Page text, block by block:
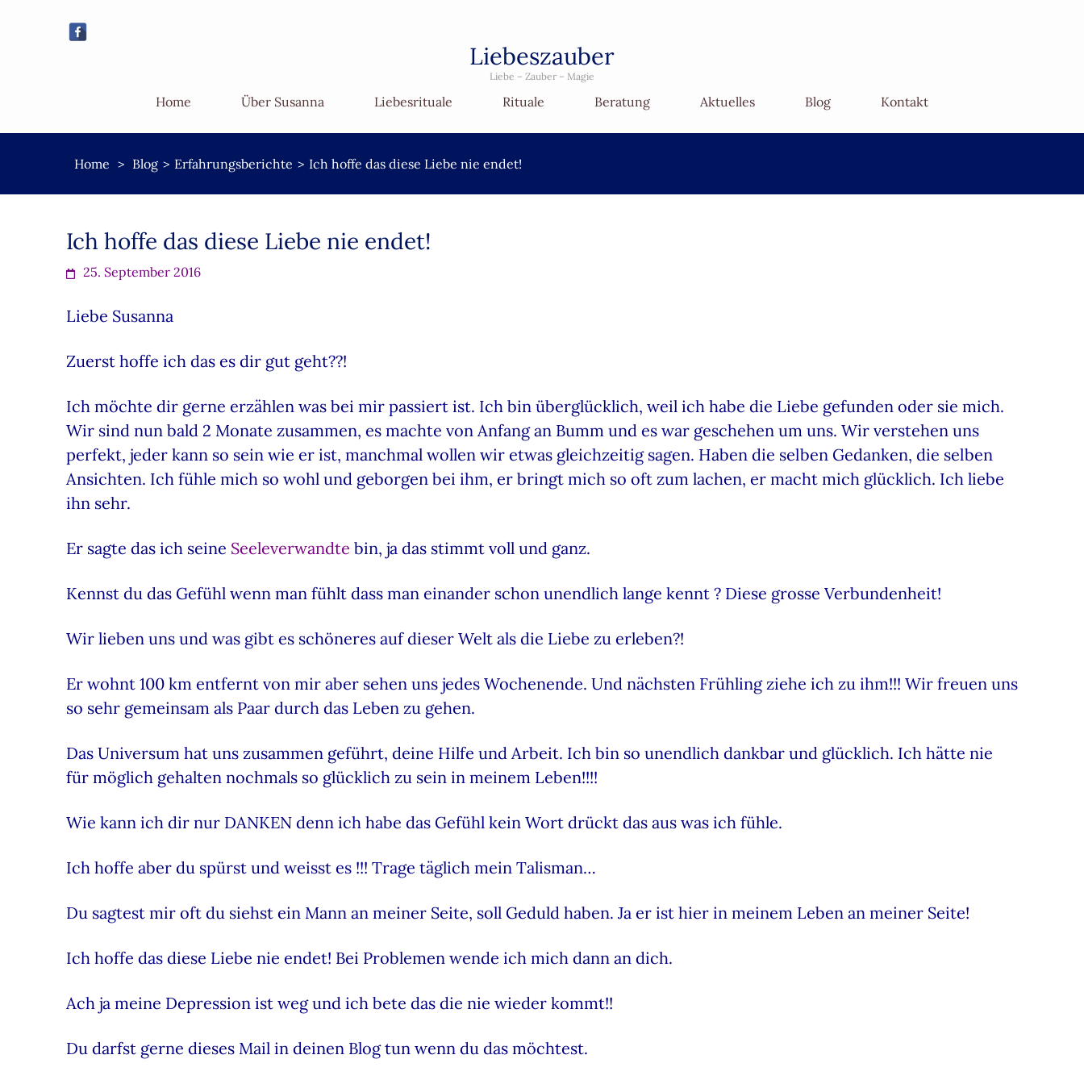
Liebeszauber
Liebe – Zauber – Magie
Home Über Susanna Liebesrituale Rituale Beratung Aktuelles Blog Kontakt
Home > Blog > Erfahrungsberichte > Ich hoffe das diese Liebe nie endet!
Ich hoffe das diese Liebe nie endet!
25. September 2016
Liebe Susanna
Zuerst hoffe ich das es dir gut geht??!
Ich möchte dir gerne erzählen was bei mir passiert ist. Ich bin überglücklich, weil ich habe die Liebe gefunden oder sie mich.
Wir sind nun bald 2 Monate zusammen, es machte von Anfang an Bumm und es war geschehen um uns. Wir verstehen uns
perfekt, jeder kann so sein wie er ist, manchmal wollen wir etwas gleichzeitig sagen. Haben die selben Gedanken, die selben
Ansichten. Ich fühle mich so wohl und geborgen bei ihm, er bringt mich so oft zum lachen, er macht mich glücklich. Ich liebe
ihn sehr.
Er sagte das ich seine Seeleverwandte bin, ja das stimmt voll und ganz.
Kennst du das Gefühl wenn man fühlt dass man einander schon unendlich lange kennt ? Diese grosse Verbundenheit!
Wir lieben uns und was gibt es schöneres auf dieser Welt als die Liebe zu erleben?!
Er wohnt 100 km entfernt von mir aber sehen uns jedes Wochenende. Und nächsten Frühling ziehe ich zu ihm!!! Wir freuen uns
so sehr gemeinsam als Paar durch das Leben zu gehen.
Das Universum hat uns zusammen geführt, deine Hilfe und Arbeit. Ich bin so unendlich dankbar und glücklich. Ich hätte nie
für möglich gehalten nochmals so glücklich zu sein in meinem Leben!!!!
Wie kann ich dir nur DANKEN denn ich habe das Gefühl kein Wort drückt das aus was ich fühle.
Ich hoffe aber du spürst und weisst es !!! Trage täglich mein Talisman…
Du sagtest mir oft du siehst ein Mann an meiner Seite, soll Geduld haben. Ja er ist hier in meinem Leben an meiner Seite!
Ich hoffe das diese Liebe nie endet! Bei Problemen wende ich mich dann an dich.
Ach ja meine Depression ist weg und ich bete das die nie wieder kommt!!
Du darfst gerne dieses Mail in deinen Blog tun wenn du das möchtest.